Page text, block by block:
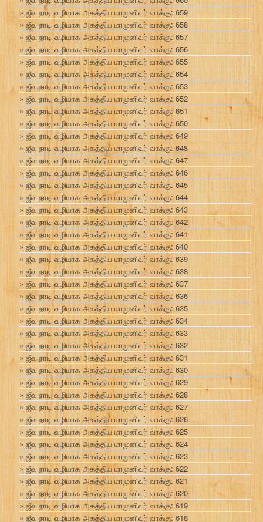
ஜீவ நாடி வழியாக அகத்திய மாமுனிவர் வாக்கு: 659
ஜீவ நாடி வழியாக அகத்திய மாமுனிவர் வாக்கு: 658
ஜீவ நாடி வழியாக அகத்திய மாமுனிவர் வாக்கு: 657
ஜீவ நாடி வழியாக அகத்திய மாமுனிவர் வாக்கு: 656
ஜீவ நாடி வழியாக அகத்திய மாமுனிவர் வாக்கு: 655
ஜீவ நாடி வழியாக அகத்திய மாமுனிவர் வாக்கு: 654
ஜீவ நாடி வழியாக அகத்திய மாமுனிவர் வாக்கு: 653
ஜீவ நாடி வழியாக அகத்திய மாமுனிவர் வாக்கு: 652
ஜீவ நாடி வழியாக அகத்திய மாமுனிவர் வாக்கு: 651
ஜீவ நாடி வழியாக அகத்திய மாமுனிவர் வாக்கு: 650
ஜீவ நாடி வழியாக அகத்திய மாமுனிவர் வாக்கு: 649
ஜீவ நாடி வழியாக அகத்திய மாமுனிவர் வாக்கு: 648
ஜீவ நாடி வழியாக அகத்திய மாமுனிவர் வாக்கு: 647
ஜீவ நாடி வழியாக அகத்திய மாமுனிவர் வாக்கு: 646
ஜீவ நாடி வழியாக அகத்திய மாமுனிவர் வாக்கு: 645
ஜீவ நாடி வழியாக அகத்திய மாமுனிவர் வாக்கு: 644
ஜீவ நாடி வழியாக அகத்திய மாமுனிவர் வாக்கு: 643
ஜீவ நாடி வழியாக அகத்திய மாமுனிவர் வாக்கு: 642
ஜீவ நாடி வழியாக அகத்திய மாமுனிவர் வாக்கு: 641
ஜீவ நாடி வழியாக அகத்திய மாமுனிவர் வாக்கு: 640
ஜீவ நாடி வழியாக அகத்திய மாமுனிவர் வாக்கு: 639
ஜீவ நாடி வழியாக அகத்திய மாமுனிவர் வாக்கு: 638
ஜீவ நாடி வழியாக அகத்திய மாமுனிவர் வாக்கு: 637
ஜீவ நாடி வழியாக அகத்திய மாமுனிவர் வாக்கு: 636
ஜீவ நாடி வழியாக அகத்திய மாமுனிவர் வாக்கு: 635
ஜீவ நாடி வழியாக அகத்திய மாமுனிவர் வாக்கு: 634
ஜீவ நாடி வழியாக அகத்திய மாமுனிவர் வாக்கு: 633
ஜீவ நாடி வழியாக அகத்திய மாமுனிவர் வாக்கு: 632
ஜீவ நாடி வழியாக அகத்திய மாமுனிவர் வாக்கு: 631
ஜீவ நாடி வழியாக அகத்திய மாமுனிவர் வாக்கு: 630
ஜீவ நாடி வழியாக அகத்திய மாமுனிவர் வாக்கு: 629
ஜீவ நாடி வழியாக அகத்திய மாமுனிவர் வாக்கு: 628
ஜீவ நாடி வழியாக அகத்திய மாமுனிவர் வாக்கு: 627
ஜீவ நாடி வழியாக அகத்திய மாமுனிவர் வாக்கு: 626
ஜீவ நாடி வழியாக அகத்திய மாமுனிவர் வாக்கு: 625
ஜீவ நாடி வழியாக அகத்திய மாமுனிவர் வாக்கு: 624
ஜீவ நாடி வழியாக அகத்திய மாமுனிவர் வாக்கு: 623
ஜீவ நாடி வழியாக அகத்திய மாமுனிவர் வாக்கு: 622
ஜீவ நாடி வழியாக அகத்திய மாமுனிவர் வாக்கு: 621
ஜீவ நாடி வழியாக அகத்திய மாமுனிவர் வாக்கு: 620
ஜீவ நாடி வழியாக அகத்திய மாமுனிவர் வாக்கு: 619
ஜீவ நாடி வழியாக அகத்திய மாமுனிவர் வாக்கு: 618